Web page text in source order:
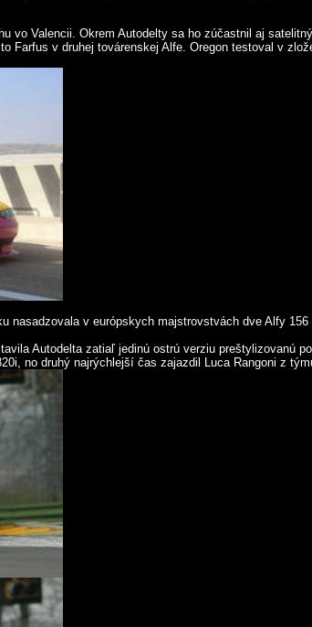
vo Valencii. Okrem Autodelty sa ho zúčastnil aj
Farfus v druhej továrenskej Alfe. Oregon testoval v
nasadzovala v európskych majstrovstvách dve Alfy
Autodelta zatiaľ jedinú ostrú verziu
no druhý najrýchlejší čas zajazdil Luca Rangoni z